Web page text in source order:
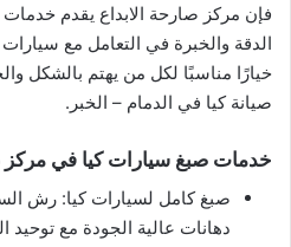
فإن مركز صارحة الابداع يقدم
الدقة والخبرة في التعامل مع سيارات
خيارًا مناسبًا لكل من يهتم بالشكل
صيانة كيا في الدمام – الخبر.
خدمات صبغ سيارات كيا في مركز
صبغ كامل لسيارات كيا: رش
دهانات عالية الجودة مع توحيد